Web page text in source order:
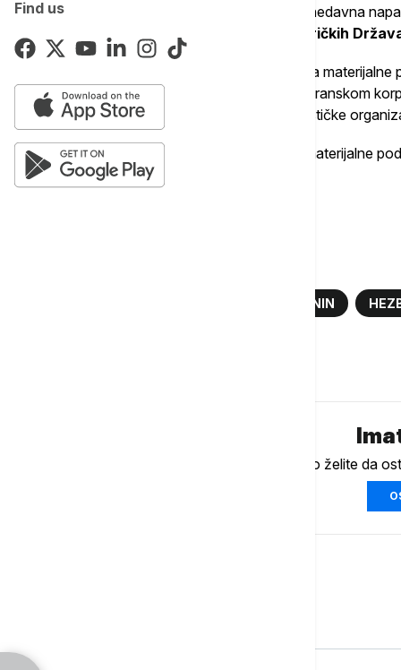
Find usTakođe se tereti da je učestvovao u dva nedavna
pucnjavi na konzulat Sjedinjenih Američkih
Al-Sadi je optužen za zaveru radi pružanja
militantnoj grupi koju podržava Iran, kao i Iranskom
američka vlada označila kao strane terorističke
Takođe je optužen za zaveru i pružanje materijalne
bombardovanja javnih mesta.
IRAČANIN
Ukoliko želite da